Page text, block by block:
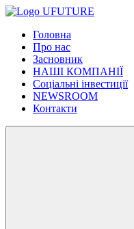
Головна
Про нас
Засновник
НАШІ КОМПАНІЇ
Соціальні інвестиції
NEWSROOM
Контакти